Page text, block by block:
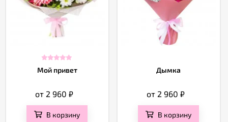
Мой привет
от 2 960 ₽
В корзину
Дымка
от 2 960 ₽
В корзину